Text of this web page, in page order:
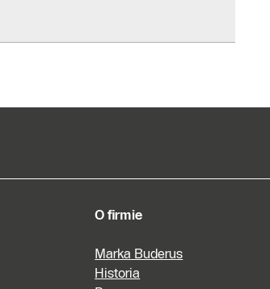
O firmie
Marka Buderus
Historia